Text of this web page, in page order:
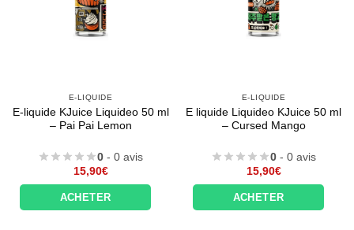
E-LIQUIDE
E-liquide KJuice Liquideo 50 ml
– Pai Pai Lemon
0 - 0 avis
15,90€
ACHETER
E-LIQUIDE
E liquide Liquideo KJuice 50 ml
– Cursed Mango
0 - 0 avis
15,90€
ACHETER